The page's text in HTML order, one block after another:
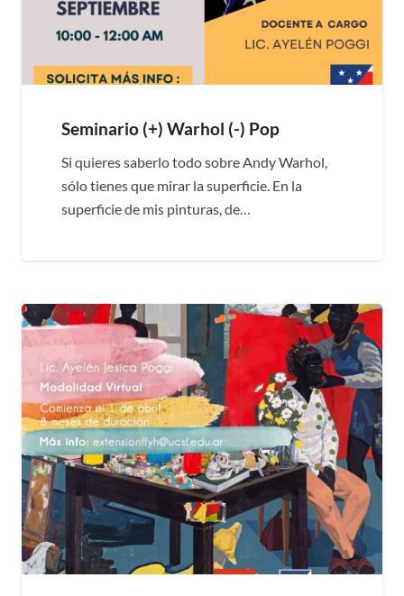
Seminario (+) Warhol (-) Pop
Si quieres saberlo todo sobre Andy Warhol,
sólo tienes que mirar la superficie. En la
superficie de mis pinturas, de…